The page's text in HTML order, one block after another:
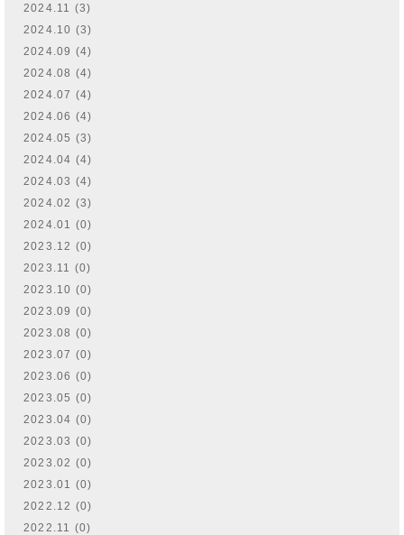
2024.11 (3)
2024.10 (3)
2024.09 (4)
2024.08 (4)
2024.07 (4)
2024.06 (4)
2024.05 (3)
2024.04 (4)
2024.03 (4)
2024.02 (3)
2024.01 (0)
2023.12 (0)
2023.11 (0)
2023.10 (0)
2023.09 (0)
2023.08 (0)
2023.07 (0)
2023.06 (0)
2023.05 (0)
2023.04 (0)
2023.03 (0)
2023.02 (0)
2023.01 (0)
2022.12 (0)
2022.11 (0)